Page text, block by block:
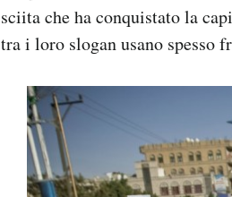
sciita che ha conquistato la
tra i loro slogan usano spesso